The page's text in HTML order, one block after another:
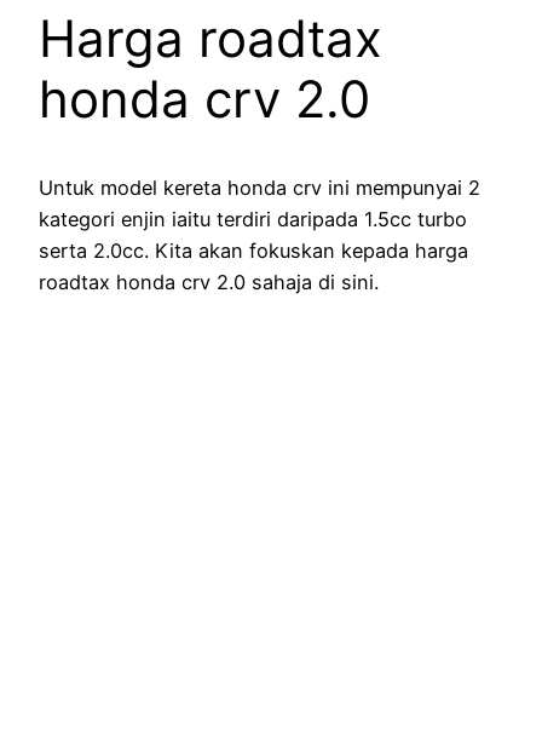
Harga roadtax
honda crv 2.0
Untuk model kereta honda crv ini mempunyai 2
kategori enjin iaitu terdiri daripada 1.5cc turbo
serta 2.0cc. Kita akan fokuskan kepada harga
roadtax honda crv 2.0 sahaja di sini.